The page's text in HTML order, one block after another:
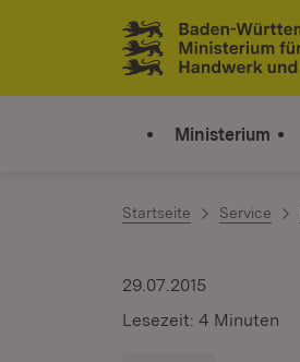
Zum Inhalt springen
Link zur Startseite
Ministerium
Startseite Service
29.07.2015
Lesezeit: 4 Minuten